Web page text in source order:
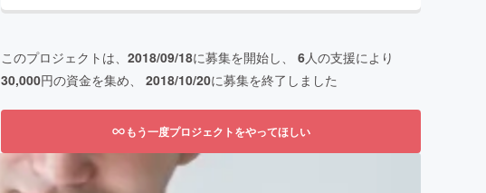
このプロジェクトは、 2018/09/18に募集を開始し、 6人の支援により
30,000円の資金を集め、 2018/10/20に募集を終了しました
もう一度プロジェクトをやってほしい